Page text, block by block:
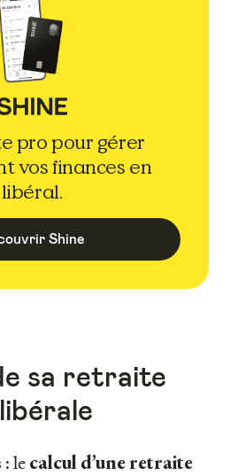
pro pour gérer
vos finances en
libéral.
Shine
sa retraite
: le calcul d’une retraite